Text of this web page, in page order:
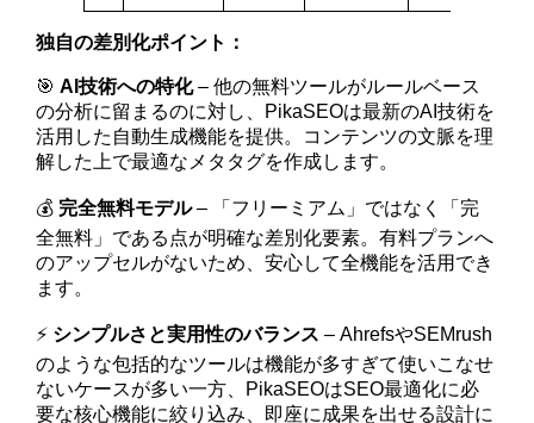
独自の差別化ポイント：
🎯AI技術への特化– 他の無料ツールがルールベース
の分析に留まるのに対し、PikaSEOは最新のAI技術を
活用した自動生成機能を提供。コンテンツの文脈を理
解した上で最適なメタタグを作成します。
💰 完全無料モデル– 「フリーミアム」ではなく「完
全無料」である点が明確な差別化要素。有料プランへ
のアップセルがないため、安心して全機能を活用でき
ます。
⚡ シンプルさと実用性のバランス – AhrefsやSEMrush
のような包括的なツールは機能が多すぎて使いこなせ
ないケースが多い一方、PikaSEOはSEO最適化に必
要な核心機能に絞り込み、即座に成果を出せる設計に